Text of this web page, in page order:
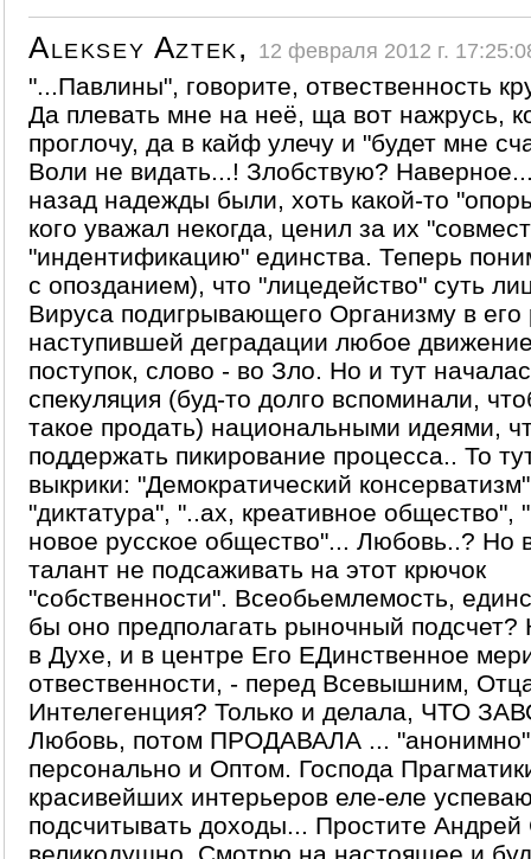
Aleksey Aztek, 12 февраля 2012 г.
"...Павлины", говорите, отвественность
Да плевать мне на неё, ща вот нажрусь,
проглочу, да в кайф улечу и "будет мне
Воли не видать...! Злобствую?
назад надежды были, хоть какой-то
кого уважал некогда, ценил за их
"индентификацию" единства. Теперь
с опозданием), что "лицедейство" суть
Вируса подигрывающего Организму в его
наступившей деградации любое
поступок, слово - во Зло. Но и тут
спекуляция (буд-то долго вспоминали,
такое продать) национальными идеями,
поддержать пикирование процесса.. То
выкрики: "Демократический
"диктатура", "..ах, креативное общество",
новое русское общество"... Любовь..? Но
талант не подсаживать на этот крючок
"собственности". Всеобьемлемость,
бы оно предполагать рыночный подсчет?
в Духе, и в центре Его ЕДинственное
отвественности, - перед Всевышним,
Интелегенция? Только и делала, ЧТО
Любовь, потом ПРОДАВАЛА ...
персонально и Оптом. Господа
красивейших интерьеров еле-еле
подсчитывать доходы... Простите Андрей